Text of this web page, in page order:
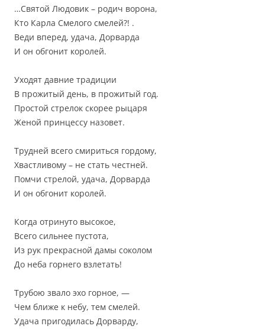
…Святой Людовик – родич ворона,
Кто Карла Смелого смелей?! .
Веди вперед, удача, Дорварда
И он обгонит королей.
Уходят давние традиции
В прожитый день, в прожитый год.
Простой стрелок скорее рыцаря
Женой принцессу назовет.
Трудней всего смириться гордому,
Хвастливому – не стать честней.
Помчи стрелой, удача, Дорварда
И он обгонит королей.
Когда отринуто высокое,
Всего сильнее пустота,
Из рук прекрасной дамы соколом
До неба горнего взлетать!
Трубою звало эхо горное, —
Чем ближе к небу, тем смелей.
Удача пригодилась Дорварду,